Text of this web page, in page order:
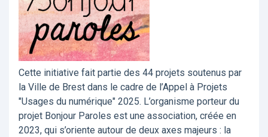
Cette initiative fait partie des 44 projets soutenus par
la Ville de Brest dans le cadre de l’Appel à Projets
"Usages du numérique" 2025. L’organisme porteur du
projet Bonjour Paroles est une association, créée en
2023, qui s’oriente autour de deux axes majeurs : la